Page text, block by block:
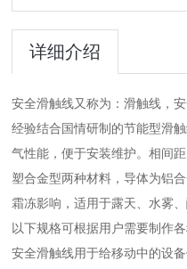
详细介绍
安全滑触线又称为：滑触线，
经验结合国情研制的节能型滑
气性能，便于安装维护。相间
塑合金型两种材料，导体为铝
霜冻影响，适用于露天、水雾
以下规格可根据用户需要制作
安全滑触线用于给移动中的设